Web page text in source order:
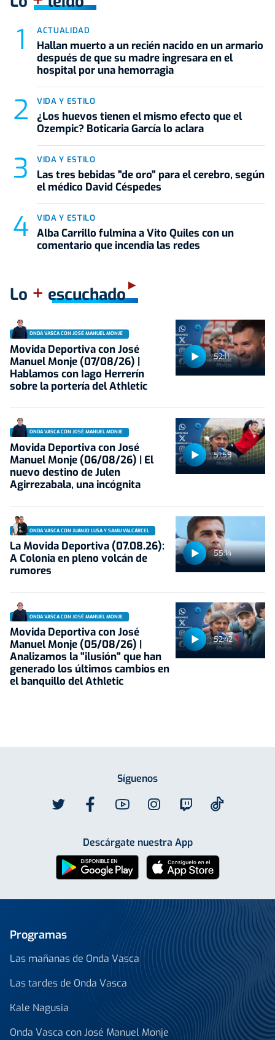
ACTUALIDAD
Hallan muerto a un recién nacido en un armario
después de que su madre ingresara en el
hospital por una hemorragia
VIDA Y ESTILO
¿Los huevos tienen el mismo efecto que el
Ozempic? Boticaria García lo aclara
VIDA Y ESTILO
Las tres bebidas "de oro" para el cerebro, según
el médico David Céspedes
VIDA Y ESTILO
Alba Carrillo fulmina a Vito Quiles con un
comentario que incendia las redes
Lo + escuchado
52:11
ONDA VASCA CON JOSÉ MANUEL MONJE
Movida Deportiva con José
Manuel Monje (07/08/26) |
Hablamos con Iago Herrerín
sobre la portería del Athletic
51:59
ONDA VASCA CON JOSÉ MANUEL MONJE
Movida Deportiva con José
Manuel Monje (06/08/26) | El
nuevo destino de Julen
Agirrezabala, una incógnita
55:14
ONDA VASCA CON JUANJO LUSA Y SAMU VALCÁRCEL
La Movida Deportiva (07.08.26):
A Colonia en pleno volcán de
rumores
52:42
ONDA VASCA CON JOSÉ MANUEL MONJE
Movida Deportiva con José
Manuel Monje (05/08/26) |
Analizamos la "ilusión" que han
generado los últimos cambios en
el banquillo del Athletic
Síguenos
Descárgate nuestra App
Programas
Las mañanas de Onda Vasca
Las tardes de Onda Vasca
Kale Nagusia
Onda Vasca con José Manuel Monje